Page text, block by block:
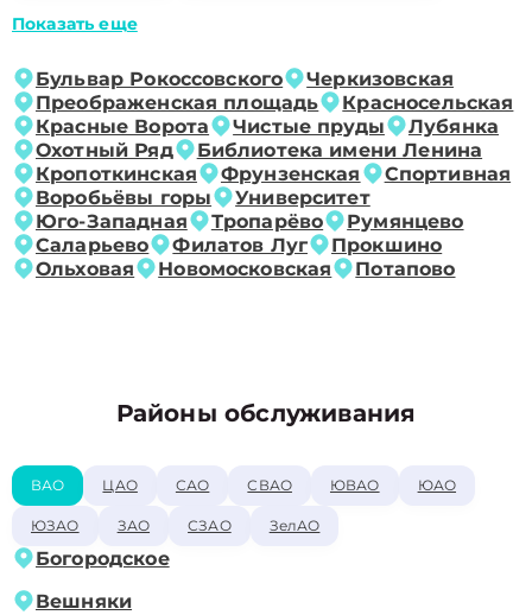
Показать еще
Бульвар Рокоссовского
Черкизовская
Преображенская площадь
Красносельская
Красные Ворота
Чистые пруды
Лубянка
Охотный Ряд
Библиотека имени Ленина
Кропоткинская
Фрунзенская
Спортивная
Воробьёвы горы
Университет
Юго-Западная
Тропарёво
Румянцево
Саларьево
Филатов Луг
Прокшино
Ольховая
Новомосковская Потапово
Районы обслуживания
ВАО ЦАО САО СВАО ЮВАО ЮАО
ЮЗАО ЗАО СЗАО ЗелАО
Богородское
Вешняки